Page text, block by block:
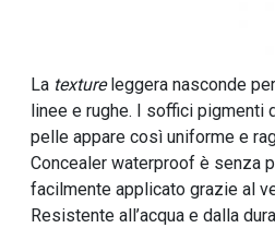
La textureleggera nasconde
linee e rughe. I soffici pigmenti
pelle appare così uniforme e
Concealer waterproof è senza
facilmente applicato grazie al
Resistente all’acqua e dalla